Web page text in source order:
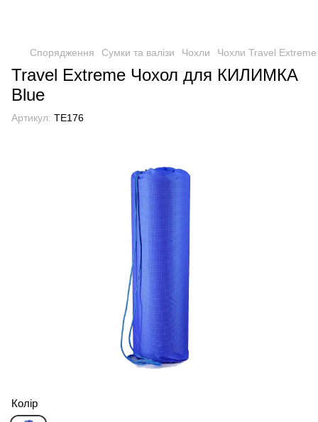
Спорядження Сумки та валізи Чохли Чохли Travel Extreme
Travel Extreme Чохол для КИЛИМКА
Blue
Артикул: TE176
Колір